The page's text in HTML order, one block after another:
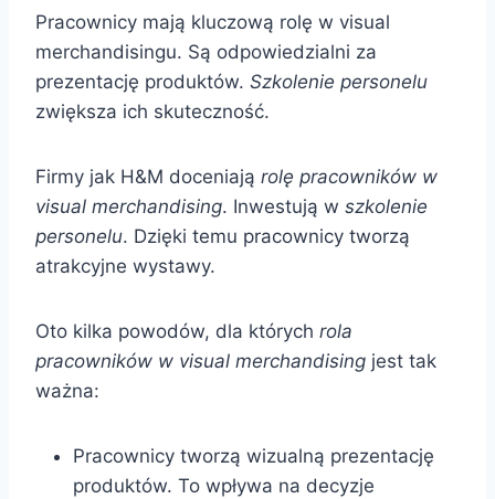
Pracownicy mają kluczową rolę w visual
merchandisingu. Są odpowiedzialni za
prezentację produktów. Szkolenie personelu
zwiększa ich skuteczność.
Firmy jak H&M doceniają rolę pracowników w
visual merchandising. Inwestują w szkolenie
personelu. Dzięki temu pracownicy tworzą
atrakcyjne wystawy.
Oto kilka powodów, dla których rola
pracowników w visual merchandising jest tak
ważna:
Pracownicy tworzą wizualną prezentację
produktów. To wpływa na decyzje